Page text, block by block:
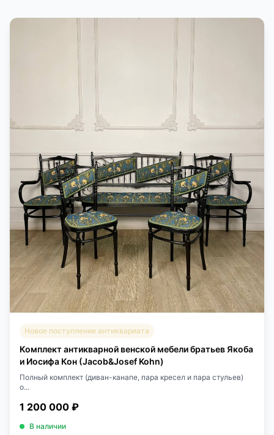
Новое поступление антиквариата
Комплект антикварной венской мебели братьев Якоба
и Иосифа Кон (Jacob&Josef Kohn)
Полный комплект (диван-канапе, пара кресел и пара стульев)
о...
1 200 000 ₽
В наличии